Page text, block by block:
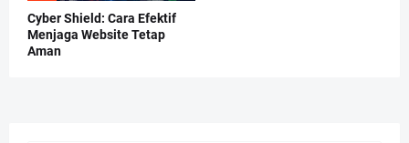
Cyber Shield: Cara Efektif
Menjaga Website Tetap
Aman